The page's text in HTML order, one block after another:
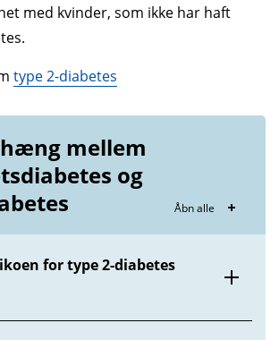
med kvinder, som ikke har haft
type 2-diabetes
mellem
og
Åbn alle
for type 2-diabetes